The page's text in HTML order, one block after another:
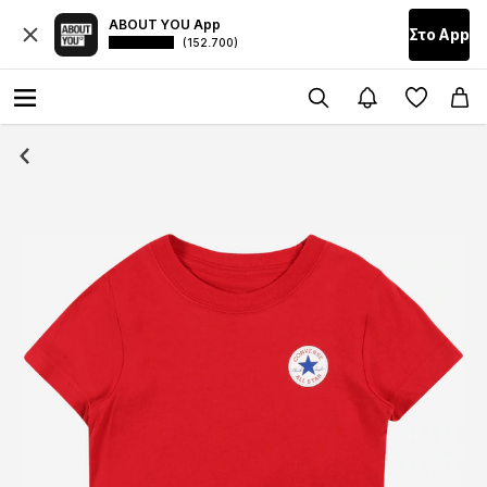
ABOUT YOU App
(152.700) Στο Αpp